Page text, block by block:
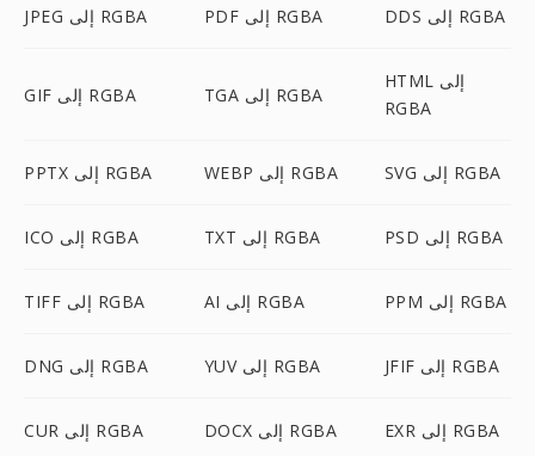
JPEG إلى RGBA PDF إلى RGBA DDS إلى RGBA
GIF إلى RGBA TGA إلى RGBA
HTML إلى
RGBA
PPTX إلى RGBA WEBP إلى RGBA SVG إلى RGBA
ICO إلى RGBA TXT إلى RGBA PSD إلى RGBA
TIFF إلى RGBA AI إلى RGBA PPM إلى RGBA
DNG إلى RGBA YUV إلى RGBA JFIF إلى RGBA
CUR إلى RGBA DOCX إلى RGBA EXR إلى RGBA